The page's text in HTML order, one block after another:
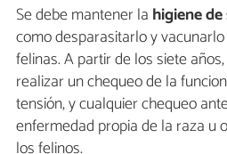
Se debe mantener la higiene
como desparasitarlo y
felinas. A partir de los siete
realizar un chequeo de la
tensión, y cualquier chequeo
enfermedad propia de la raza u
los felinos.